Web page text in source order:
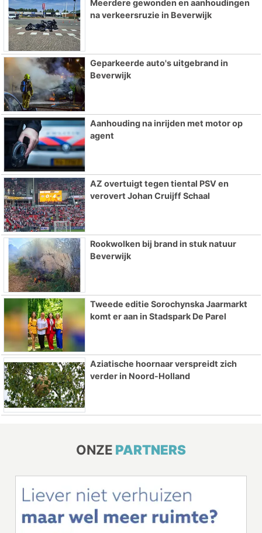
Meerdere gewonden en aanhoudingen
na verkeersruzie in Beverwijk
Geparkeerde auto's uitgebrand in
Beverwijk
Aanhouding na inrijden met motor op
agent
AZ overtuigt tegen tiental PSV en
verovert Johan Cruijff Schaal
Rookwolken bij brand in stuk natuur
Beverwijk
Tweede editie Sorochynska Jaarmarkt
komt er aan in Stadspark De Parel
Aziatische hoornaar verspreidt zich
verder in Noord-Holland
ONZE PARTNERS